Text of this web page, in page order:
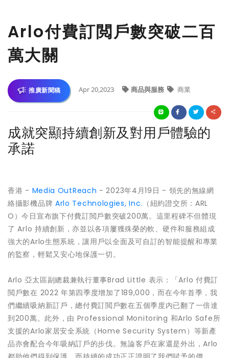
Arlo付費訂閲戶數突破二百
萬大關
推廣新聞稿 Apr 20,2023 商品與服務 商業
成就突顯持續創新及對用戶體驗的
承諾
香港 - Media OutReach - 2023年4月19日 - 領先的無線網
絡攝影機品牌 Arlo Technologies, Inc. （紐約證交所：ARL
O）今日宣布旗下付費訂閲戶數突破200萬。這里程碑不但體現
了 Arlo 持續創新，亦並以各項屢獲殊榮的軟、硬件和服務組成
強大的Arlo生態系統，讓用戶以全面及可自訂的智能提醒和專業
的監察，輕鬆又安心地保護一切。
Arlo 亞太區副總裁兼執行董事Brad Little 表示：「Arlo 付費訂
閲戶數在 2022 年第四季度增加了189,000，而在今年首季，我
們繼續吸納新訂戶，總付費訂閲戶數在五個季度内已翻了一倍達
到200萬。此外，由 Professional Monitoring 和Arlo Safe所
支援的Arlo家居安全系統（Home Security System）等新產
品亦會配合今年吸納訂戶的步伐。無論客戶在家還是外出，Arlo